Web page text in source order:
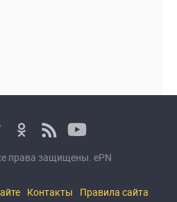
права защищены. ePN
Контакты Правила сайта